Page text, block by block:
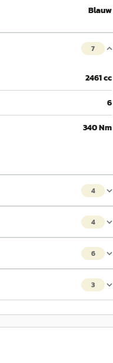
Blauw
7
2461 cc
6
340 Nm
4
4
6
3